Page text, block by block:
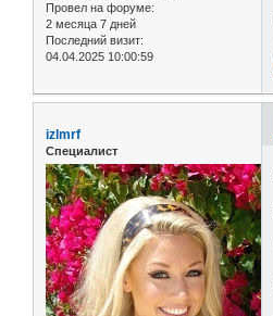
Провел на форуме:
2 месяца 7 дней
Последний визит:
04.04.2025 10:00:59
izlmrf
Специалист